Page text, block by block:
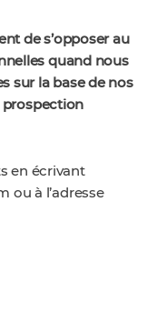
de s’opposer au
quand nous
sur la base de nos
prospection
en écrivant
ou à l’adresse